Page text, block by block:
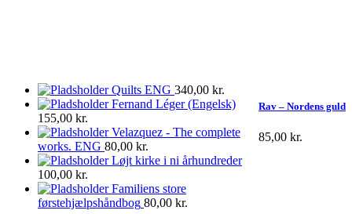
Rav – Nordens guld
85,00 kr.
Quilts ENG 340,00 kr.
Fernand Léger (Engelsk)
155,00 kr.
Velazquez - The complete
works. ENG 80,00 kr.
Løjt kirke i ni århundreder
100,00 kr.
Familiens store
førstehjælpshåndbog 80,00 kr.